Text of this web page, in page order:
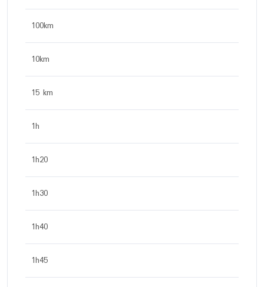
100km
10km
15 km
1h
1h20
1h30
1h40
1h45